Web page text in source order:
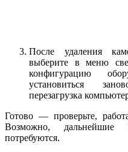
После удаления
выберите в меню
конфигурацию
установиться
перезагрузка
Готово — проверьте,
Возможно,
потребуются.